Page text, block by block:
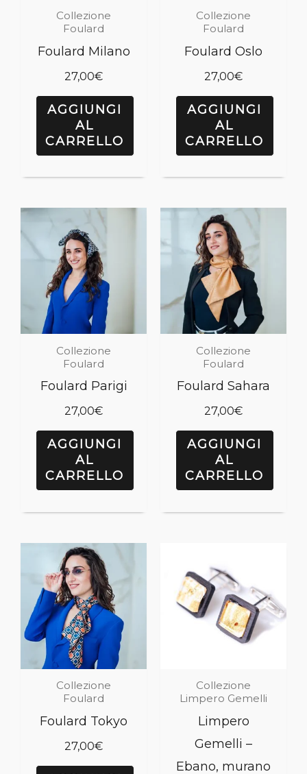
Collezione
Foulard
Foulard Milano
27,00€
AGGIUNGI
AL
CARRELLO
Collezione
Foulard
Foulard Oslo
27,00€
AGGIUNGI
AL
CARRELLO
Collezione
Foulard
Foulard Parigi
27,00€
AGGIUNGI
AL
CARRELLO
Collezione
Foulard
Foulard Sahara
27,00€
AGGIUNGI
AL
CARRELLO
Collezione
Foulard
Foulard Tokyo
27,00€
Collezione
Limpero Gemelli
Limpero
Gemelli –
Ebano, murano